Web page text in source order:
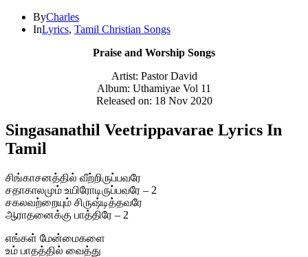
ByCharles
InLyrics, Tamil Christian Songs
Praise and Worship Songs
Artist: Pastor David
Album: Uthamiyae Vol 11
Released on: 18 Nov 2020
Singasanathil Veetrippavarae Lyrics In
Tamil
சிங்காசனத்தில் வீற்றிருப்பவரே
சதாகாலமும் உயிரோடிருப்பவரே – 2
சகலவற்றையும் சிருஷ்டித்தவரே
ஆராதனைக்கு பாத்திரே – 2
எங்கள் மேன்மைகளை
உம் பாதத்தில் வைத்து